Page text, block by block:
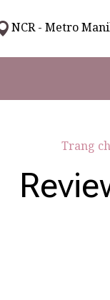
NCR - Metro
Trang